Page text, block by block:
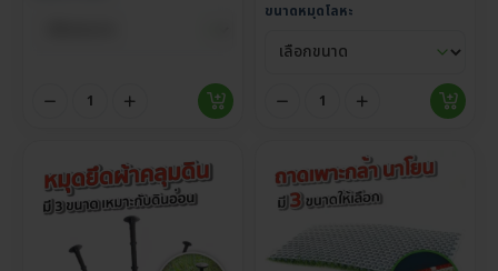
ขนาดหมุดโลหะ